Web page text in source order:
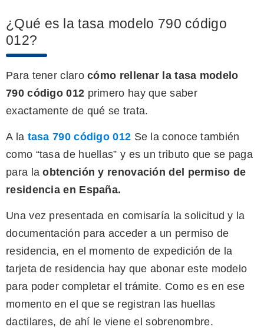
¿Qué es la tasa modelo 790 código
012?
Para tener clarocómo rellenar la tasa modelo
790 código 012 primero hay que saber
exactamente de qué se trata.
A la tasa 790 código 012 Se la conoce también
como “tasa de huellas” y es un tributo que se paga
para la obtención y renovación del permiso de
residencia en España.
Una vez presentada en comisaría la solicitud y la
documentación para acceder a un permiso de
residencia, en el momento de expedición de la
tarjeta de residencia hay que abonar este modelo
para poder completar el trámite. Como es en ese
momento en el que se registran las huellas
dactilares, de ahí le viene el sobrenombre.